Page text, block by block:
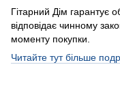
Гітарний Дім гарантує
відповідає чинному
моменту покупки.
Читайте тут більше